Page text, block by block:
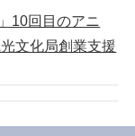
10回目のアニ
文化局創業支援